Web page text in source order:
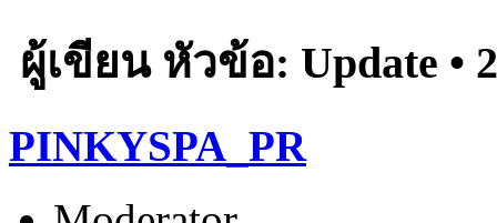
ผู้เขียนหัวข้อ: Update •
PINKYSPA_PR